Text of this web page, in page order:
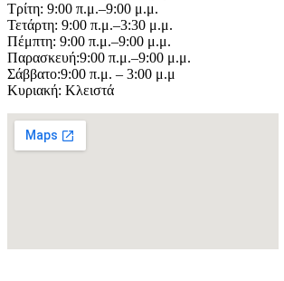
Τρίτη: 9:00 π.μ.–9:00 μ.μ.
Τετάρτη: 9:00 π.μ.–3:30 μ.μ.
Πέμπτη: 9:00 π.μ.–9:00 μ.μ.
Παρασκευή:9:00 π.μ.–9:00 μ.μ.
Σάββατο:9:00 π.μ. – 3:00 μ.μ
Κυριακή: Κλειστά